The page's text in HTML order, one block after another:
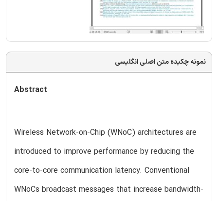
نمونه چکیده متن اصلی انگلیسی
Abstract
Wireless Network-on-Chip (WNoC) architectures are
introduced to improve performance by reducing the
core-to-core communication latency. Conventional
WNoCs broadcast messages that increase bandwidth-